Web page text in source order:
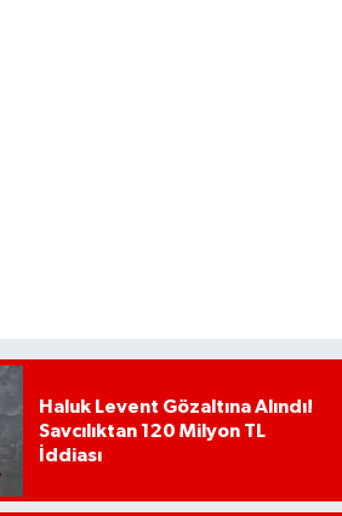
Haluk Levent Gözaltına Alındı!
Savcılıktan 120 Milyon TL
İddiası